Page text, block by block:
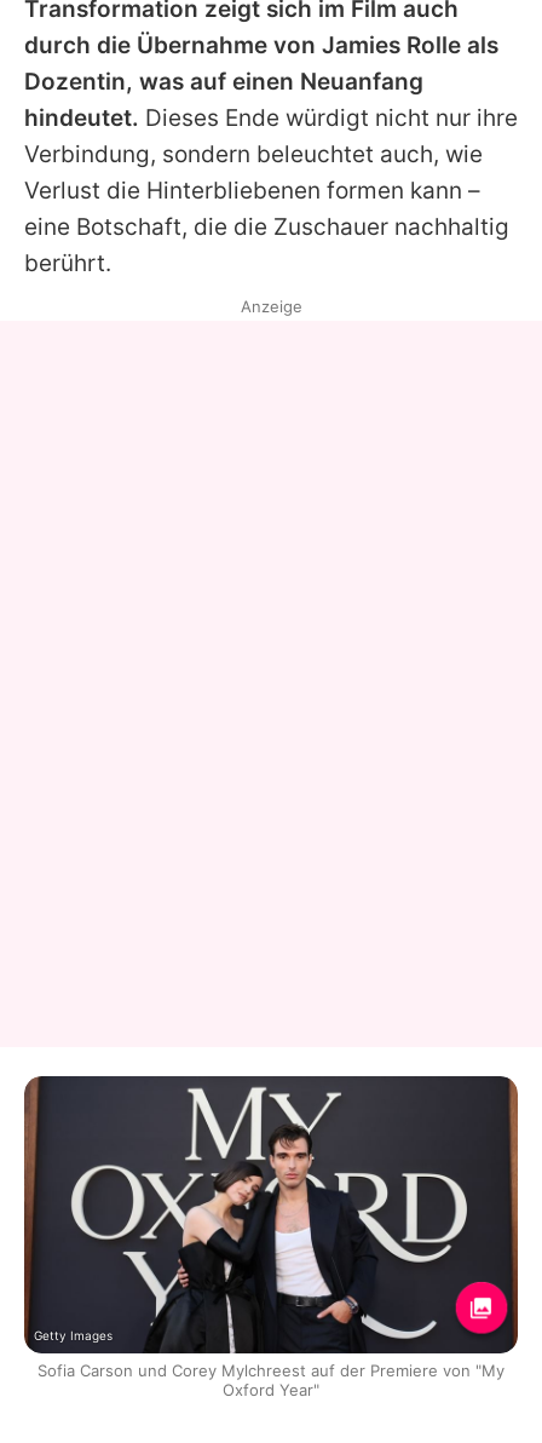
Transformation zeigt sich im Film auch
durch die Übernahme von Jamies Rolle als
Dozentin, was auf einen Neuanfang
hindeutet. Dieses Ende würdigt nicht nur ihre
Verbindung, sondern beleuchtet auch, wie
Verlust die Hinterbliebenen formen kann –
eine Botschaft, die die Zuschauer nachhaltig
berührt.
Anzeige
Getty Images
Sofia Carson und Corey Mylchreest auf der Premiere von "My
Oxford Year"